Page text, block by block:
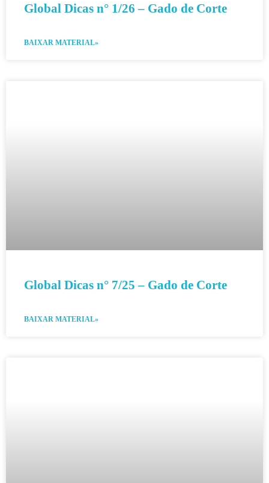
Global Dicas n° 1/26 – Gado de Corte
BAIXAR MATERIAL»
Global Dicas n° 7/25 – Gado de Corte
BAIXAR MATERIAL»